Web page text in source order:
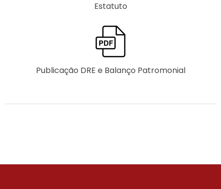
Estatuto
Publicação DRE e Balanço Patromonial